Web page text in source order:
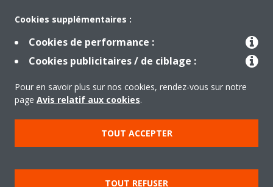
Produits
Solutions
À propos de Daikin
Cookies supplémentaires :
Cookies de performance :
Cookies publicitaires / de ciblage :
Pour en savoir plus sur nos cookies, rendez-vous sur notre
page Avis relatif aux cookies.
TOUT ACCEPTER
TOUT REFUSER